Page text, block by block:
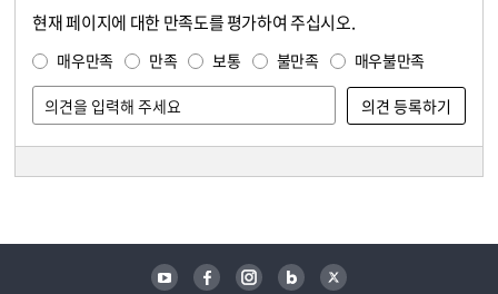
현재 페이지에 대한 만족도를 평가하여 주십시오.
매우만족 만족 보통 불만족 매우불만족
유튜브 페이스북 인스타그램 블로그 트위터